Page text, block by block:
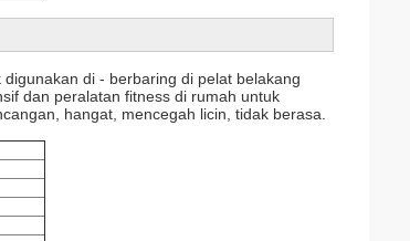
di - berbaring di pelat belakang
dan peralatan fitness di rumah untuk
hangat, mencegah licin, tidak berasa.